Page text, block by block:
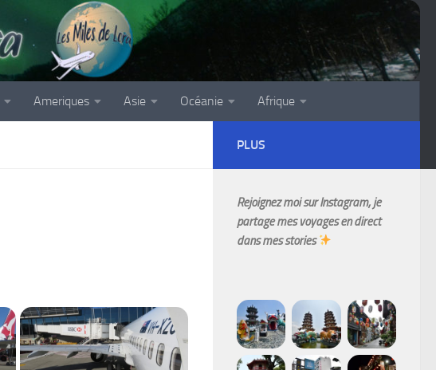
Ameriques Asie Océanie Afrique
PLUS
Rejoignez moi sur Instagram, je
partage mes voyages en direct
dans mes stories